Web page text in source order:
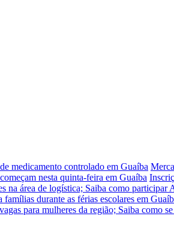
medicamento controlado em Guaíba
nesta quinta-feira em Guaíba
na área de logística; Saiba como participar
durante as férias escolares em
para mulheres da região; Saiba como